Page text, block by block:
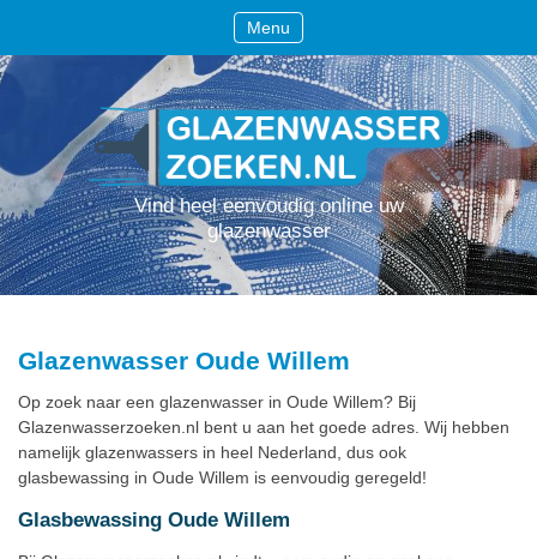
Menu
Vind heel eenvoudig online uw
glazenwasser
Glazenwasser Oude Willem
Op zoek naar een glazenwasser in Oude Willem? Bij
Glazenwasserzoeken.nl bent u aan het goede adres. Wij hebben
namelijk glazenwassers in heel Nederland, dus ook
glasbewassing in Oude Willem is eenvoudig geregeld!
Glasbewassing Oude Willem